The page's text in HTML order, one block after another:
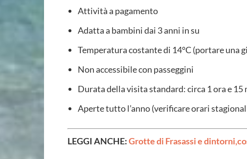
Attività a pagamento
Adatta a bambini dai 3 anni in su
Temperatura costante di 14°C (portare una
Non accessibile con passeggini
Durata della visita standard: circa 1 ora e 15
Aperte tutto l’anno (verificare orari
LEGGI ANCHE:Grotte di Frasassi e